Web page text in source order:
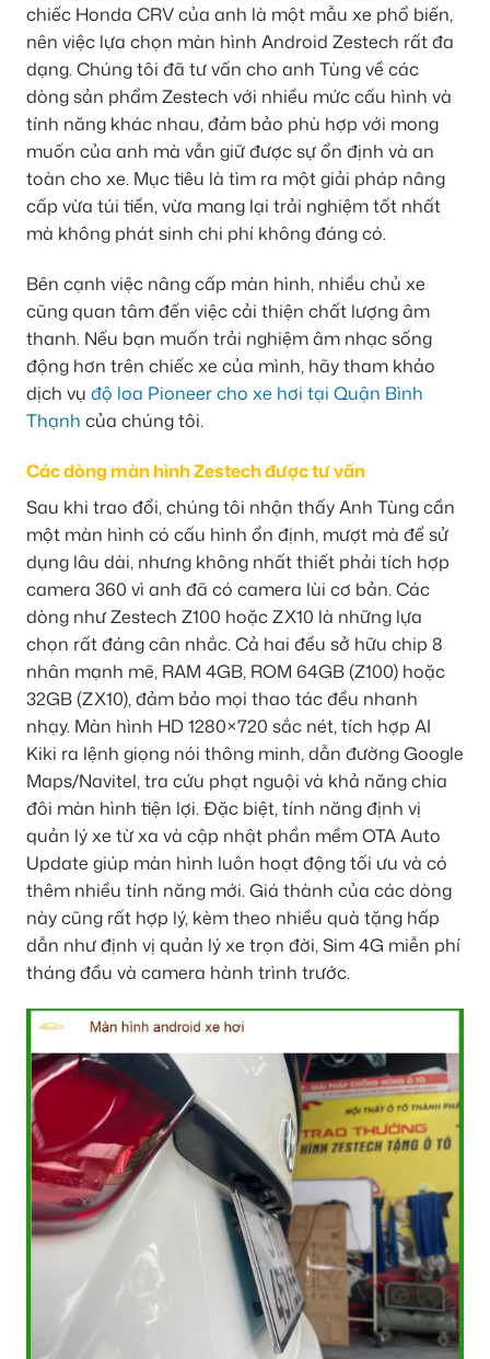
chiếc Honda CRV của anh là một mẫu xe phổ biến,
nên việc lựa chọn màn hình Android Zestech rất đa
dạng. Chúng tôi đã tư vấn cho anh Tùng về các
dòng sản phẩm Zestech với nhiều mức cấu hình và
tính năng khác nhau, đảm bảo phù hợp với mong
muốn của anh mà vẫn giữ được sự ổn định và an
toàn cho xe. Mục tiêu là tìm ra một giải pháp nâng
cấp vừa túi tiền, vừa mang lại trải nghiệm tốt nhất
mà không phát sinh chi phí không đáng có.
Bên cạnh việc nâng cấp màn hình, nhiều chủ xe
cũng quan tâm đến việc cải thiện chất lượng âm
thanh. Nếu bạn muốn trải nghiệm âm nhạc sống
động hơn trên chiếc xe của mình, hãy tham khảo
dịch vụ độ loa Pioneer cho xe hơi tại Quận Bình
Thạnh của chúng tôi.
Các dòng màn hình Zestech được tư vấn
Sau khi trao đổi, chúng tôi nhận thấy Anh Tùng cần
một màn hình có cấu hình ổn định, mượt mà để sử
dụng lâu dài, nhưng không nhất thiết phải tích hợp
camera 360 vì anh đã có camera lùi cơ bản. Các
dòng như Zestech Z100 hoặc ZX10 là những lựa
chọn rất đáng cân nhắc. Cả hai đều sở hữu chip 8
nhân mạnh mẽ, RAM 4GB, ROM 64GB (Z100) hoặc
32GB (ZX10), đảm bảo mọi thao tác đều nhanh
nhạy. Màn hình HD 1280×720 sắc nét, tích hợp AI
Kiki ra lệnh giọng nói thông minh, dẫn đường Google
Maps/Navitel, tra cứu phạt nguội và khả năng chia
đôi màn hình tiện lợi. Đặc biệt, tính năng định vị
quản lý xe từ xa và cập nhật phần mềm OTA Auto
Update giúp màn hình luôn hoạt động tối ưu và có
thêm nhiều tính năng mới. Giá thành của các dòng
này cũng rất hợp lý, kèm theo nhiều quà tặng hấp
dẫn như định vị quản lý xe trọn đời, Sim 4G miễn phí
tháng đầu và camera hành trình trước.